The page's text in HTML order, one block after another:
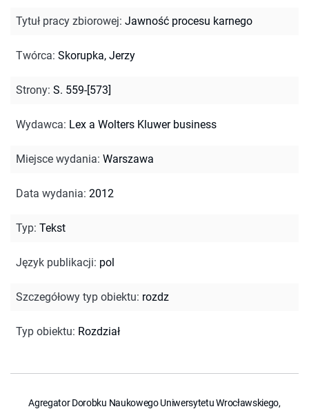
Tytuł pracy zbiorowej: Jawność procesu karnego
Twórca: Skorupka, Jerzy
Strony: S. 559-[573]
Wydawca: Lex a Wolters Kluwer business
Miejsce wydania: Warszawa
Data wydania: 2012
Typ: Tekst
Język publikacji: pol
Szczegółowy typ obiektu: rozdz
Typ obiektu: Rozdział
Agregator Dorobku Naukowego Uniwersytetu Wrocławskiego,